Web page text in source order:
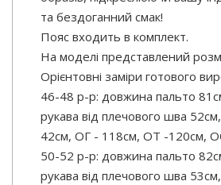
та бездоганний смак!
Пояс входить в комплект.
На моделі представлений
Орієнтовні заміри готового
46-48 р-р: довжина пальто
рукава від плечового шва
42см, ОГ - 118см, ОТ -120см,
50-52 р-р: довжина пальто
рукава від плечового шва